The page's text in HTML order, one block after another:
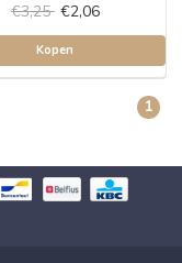
€3,25 €2,06
Kopen
1